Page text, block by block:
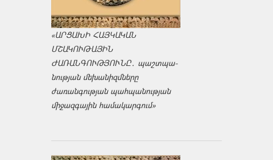
«ԱՐՑԱԽԻ ՀԱՅԿԱԿԱՆ
ՄՇԱԿՈՒԹԱՅԻՆ
ԺԱՌԱՆԳՈՒԹՅՈՒՆԸ․ պաշտպա­
նության մեխանիզմները
ժառանգության պահպանության
միջազ­գային համակարգում»